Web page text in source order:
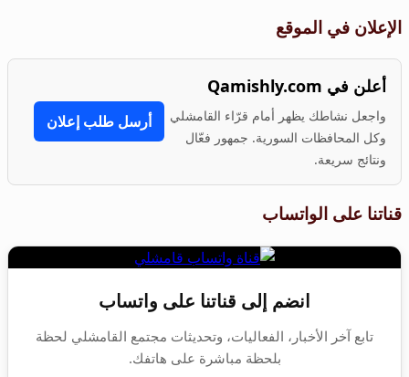
الإعلان في الموقع
أعلن في Qamishly.com
واجعل نشاطك يظهر أمام قرّاء القامشلي
وكل المحافظات السورية. جمهور فعّال
ونتائج سريعة.
أرسل طلب إعلان
قناتنا على الواتساب
انضم إلى قناتنا على واتساب
تابع آخر الأخبار، الفعاليات، وتحديثات مجتمع القامشلي لحظة
بلحظة مباشرة على هاتفك.